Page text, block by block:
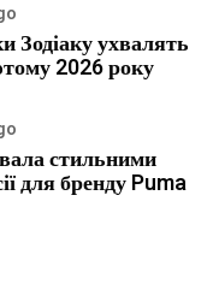
Зодіаку ухвалять
2026 року
стильними
для бренду Puma